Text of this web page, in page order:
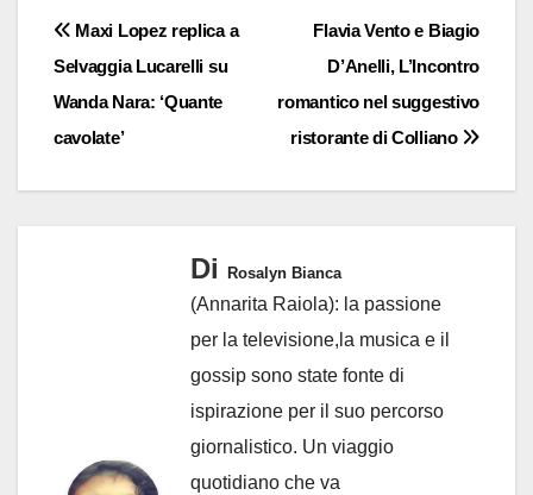
Navigazione
articoli
Flavia Vento e Biagio
D’Anelli, L’Incontro
romantico nel suggestivo
ristorante di Colliano
Maxi Lopez replica a
Selvaggia Lucarelli su
Wanda Nara: ‘Quante
cavolate’
Di Rosalyn Bianca
(Annarita Raiola): la passione
per la televisione,la musica e il
gossip sono state fonte di
ispirazione per il suo percorso
giornalistico. Un viaggio
quotidiano che va